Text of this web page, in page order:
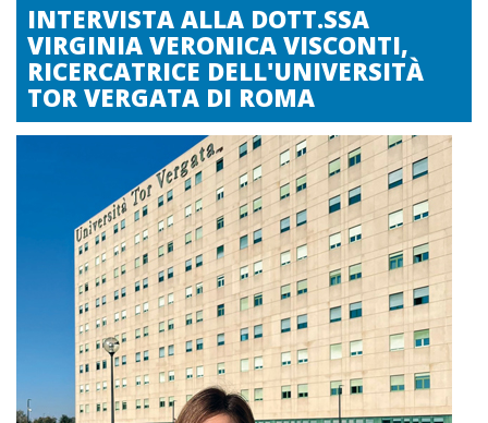
INTERVISTA ALLA DOTT.SSA
VIRGINIA VERONICA VISCONTI,
RICERCATRICE DELL'UNIVERSITÀ
TOR VERGATA DI ROMA